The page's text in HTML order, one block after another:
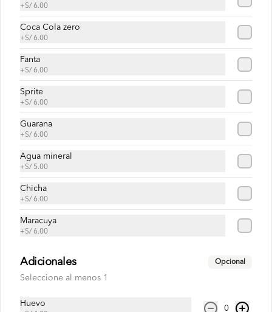
Pan roseta o yema, milanesa de pollo,
pavo,  cremas , ensaladas, papas al hilo a
Pavo con chuleta
+S/ 6.00
Coca Cola zero
+S/ 6.00
Fanta
+S/ 6.00
Sprite
+S/ 6.00
Guarana
+S/ 6.00
Agua mineral
+S/ 5.00
Chicha
+S/ 6.00
Maracuya
+S/ 6.00
Adicionales Opcional
Seleccione al menos 1
Huevo
0